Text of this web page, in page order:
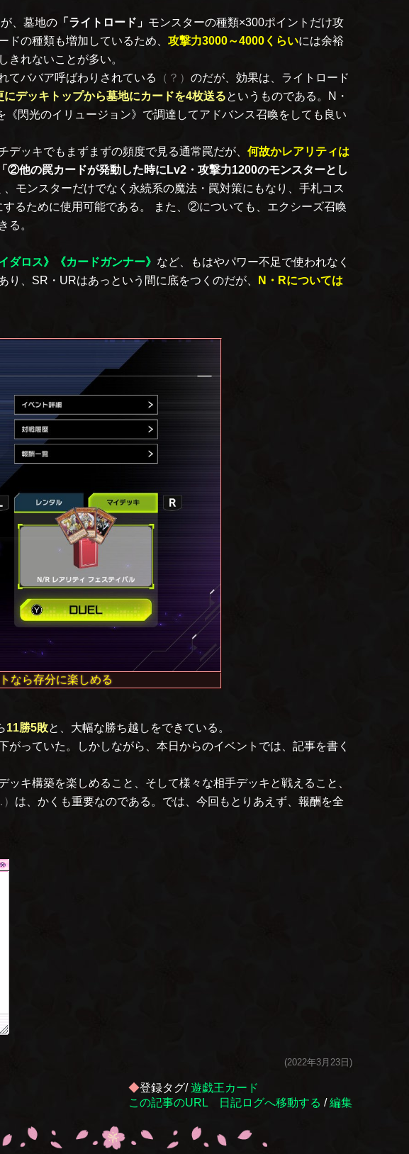
、墓地の 「ライトロード」 モンスターの種類×300ポイントだけ攻
の種類も増加しているため、 攻撃力3000～4000くらいには余裕
れないことが多い。
てババア呼ばわりされている （？） のだが、効果は、ライトロード
デッキトップから墓地にカードを4枚送るというものである。N・
閃光のイリュージョン》で調達してアドバンス召喚をしても良い
デッキでもまずまずの頻度で見る通常罠だが、 何故かレアリティは
②他の罠カードが発動した時にLv2・攻撃力1200のモンスターとし
モンスターだけでなく永続系の魔法・罠対策にもなり、手札コス
するために使用可能である。 また、②についても、エクシーズ召喚
る。
ダロス》 《カードガンナー》 など、もはやパワー不足で使われなく
、SR・URはあっという間に底をつくのだが、
N・Rについては
なら存分に楽しめる
11勝5敗と、大幅な勝ち越しをできている。
っていた。しかしながら、本日からのイベントでは、記事を書く
ッキ構築を楽しめること、そして様々な相手デッキと戦えること、
は、かくも重要なのである。では、今回もとりあえず、報酬を全
(2022年3月23日)
◆登録タグ/遊戯王カード
この記事のURL
日記ログへ移動する /編集